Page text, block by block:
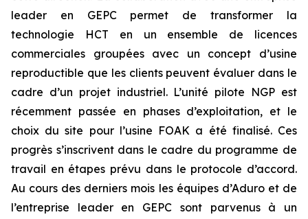
leader en GEPC permet de transformer la
technologie HCT en un ensemble de licences
commerciales groupées avec un concept d’usine
reproductible que les clients peuvent évaluer dans le
cadre d’un projet industriel. L’unité pilote NGP est
récemment passée en phases d’exploitation, et le
choix du site pour l’usine FOAK a été finalisé. Ces
progrès s’inscrivent dans le cadre du programme de
travail en étapes prévu dans le protocole d’accord.
Au cours des derniers mois les équipes d’Aduro et de
l’entreprise leader en GEPC sont parvenus à un